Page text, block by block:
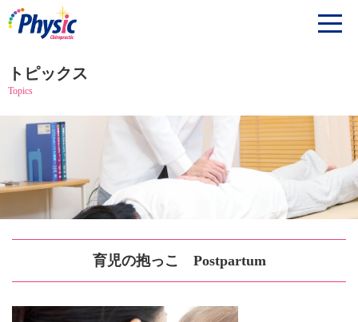
トピックス
Topics
育児の抱っこ Postpartum